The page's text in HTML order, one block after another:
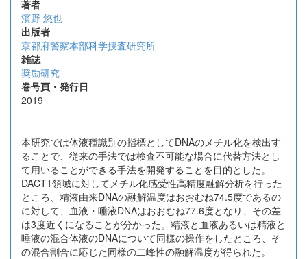
著者
濱野 悠也
出版者
京都府警察本部科学捜査研究所
雑誌
奨励研究
巻号頁・発行日
2019
本研究では体液種識別の指標としてDNAのメチル化を検出す
ることで、従来の手法では検査不可能な場合に代替方法とし
て用いることができる手法を開発することを目的とした。
DACT1領域に対してメチル化感受性高精度融解分析を行った
ところ、精液由来DNAの融解温度はおおむね74.5度であるの
に対して、血液・唾液DNAはおおむね77.6度となり、その差
は3度近くになることが分かった。精液と血液あるいは精液と
唾液の混合体液のDNAについて同様の操作をしたところ、そ
の混合割合に応じた同様の二峰性の融解温度が得られた。